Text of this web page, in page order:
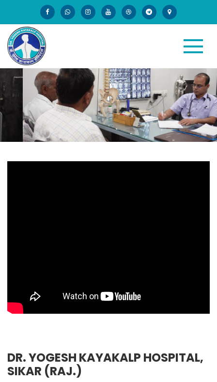
DR. YOGESH KAYAKALP HOSPITAL,
SIKAR (RAJ.)